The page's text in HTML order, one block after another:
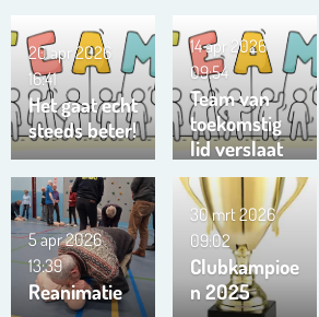
Het gaat echt
steeds beter!
20 apr 2026
16:41
Team van
toekomstig
lid verslaat
ons team …
!!!
14 apr 2026
09:54
Reanimatie
5 apr 2026
13:39
Clubkampioe
n 2025
30 mrt 2026
09:02